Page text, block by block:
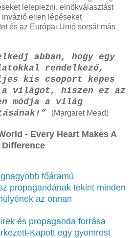
leleplezni, elnökválasztást
ellen lépéseket
és az Európai Unió sorsát más
abban, hogy egy
rendelkező,
kis csoport képes
a világot, hiszen ez az
módja a világ
(Margaret Mead)
- Every Heart Makes A
Difference
főáramú
propagandának tekint minden
az onnan
és propaganda forrása
Kapott egy gyomrost